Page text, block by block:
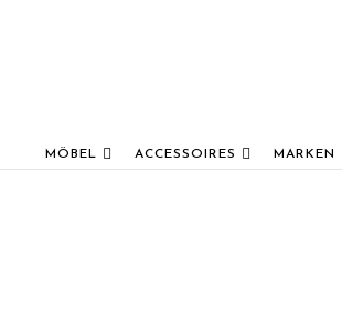
MÖBEL ACCESSOIRES MARKEN